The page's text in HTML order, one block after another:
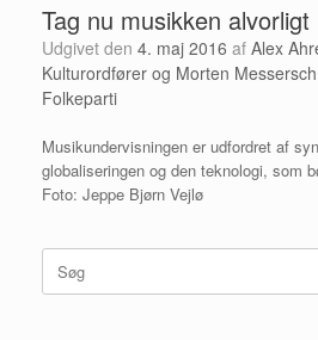
Tag nu musikken alvorligt
Udgivet den 4. maj 2016 af Alex
Kulturordfører og Morten
Folkeparti
Musikundervisningen er udfordret af
globaliseringen og den teknologi, som
Foto: Jeppe Bjørn Vejlø
Søg
efter: